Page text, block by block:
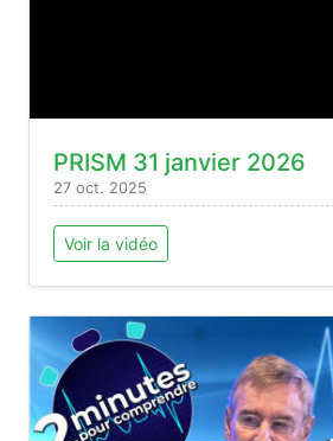
PRISM 31 janvier 2026
27 oct. 2025
Voir la vidéo